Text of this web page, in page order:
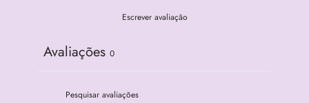
Escrever avaliação
Avaliações 0